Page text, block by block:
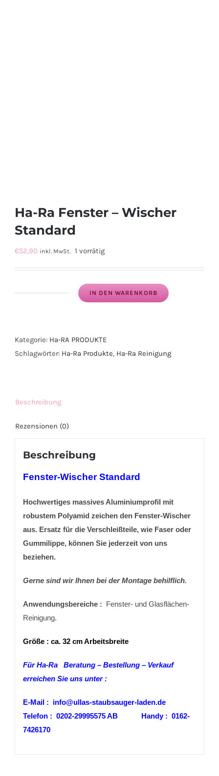
Ha-Ra Fenster – Wischer
Standard
€52,90 inkl. MwSt. 1 vorrätig
-
Wischer
IN DEN WARENKORB
Kategorie: Ha-RA PRODUKTE
Schlagwörter: Ha-Ra Produkte, Ha-Ra Reinigung
Beschreibung
Rezensionen (0)
Beschreibung
Fenster-Wischer Standard
Hochwertiges massives Aluminiumprofil mit
robustem Polyamid zeichen den Fenster-Wischer
aus. Ersatz für die Verschleißteile, wie Faser oder
Gummilippe, können Sie jederzeit von uns
beziehen.
Gerne sind wir Ihnen bei der Montage behilflich.
Anwendungsbereiche : Fenster- und Glasflächen-
Reinigung.
Größe : ca. 32 cm Arbeitsbreite
Für Ha-Ra Beratung – Bestellung – Verkauf
erreichen Sie uns unter :
E-Mail : info@ullas-staubsauger-laden.de
Telefon : 0202-29995575 AB Handy : 0162-
7426170